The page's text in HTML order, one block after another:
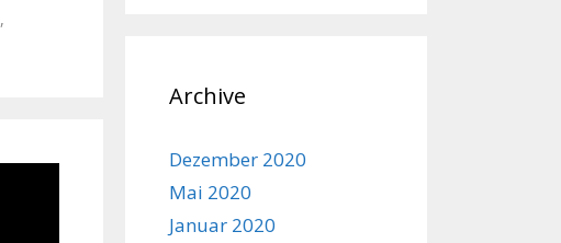
,
Archive
Dezember 2020
Mai 2020
Januar 2020